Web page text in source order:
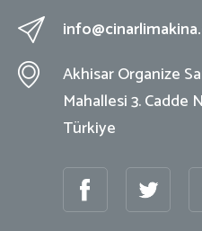
Akhisar Organize
Mahallesi 3. Cadde
Türkiye